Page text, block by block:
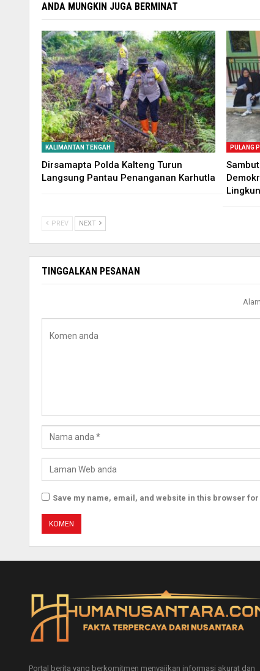
ANDA MUNGKIN JUGA BERMINAT
KALIMANTAN TENGAH
Dirsamapta Polda Kalteng Turun
Langsung Pantau Penanganan Karhutla
PULANG
PREV NEXT
TINGGALKAN PESANAN
Save my name, email, and website in this browser
Portal berita yang berkomitmen menyajikan informasi akurat dan